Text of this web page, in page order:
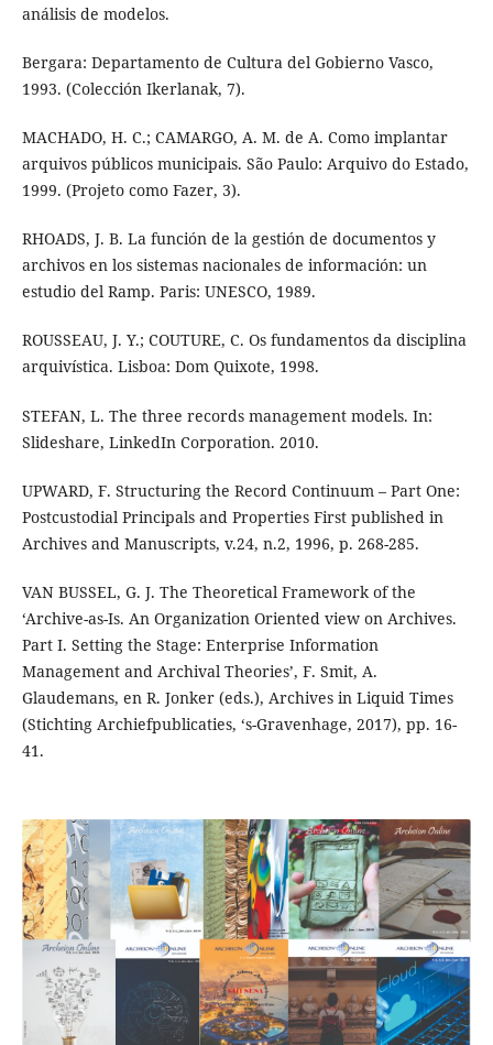
análisis de modelos.
Bergara: Departamento de Cultura del Gobierno Vasco,
1993. (Colección Ikerlanak, 7).
MACHADO, H. C.; CAMARGO, A. M. de A. Como implantar
arquivos públicos municipais. São Paulo: Arquivo do Estado,
1999. (Projeto como Fazer, 3).
RHOADS, J. B. La función de la gestión de documentos y
archivos en los sistemas nacionales de información: un
estudio del Ramp. Paris: UNESCO, 1989.
ROUSSEAU, J. Y.; COUTURE, C. Os fundamentos da disciplina
arquivística. Lisboa: Dom Quixote, 1998.
STEFAN, L. The three records management models. In:
Slideshare, LinkedIn Corporation. 2010.
UPWARD, F. Structuring the Record Continuum – Part One:
Postcustodial Principals and Properties First published in
Archives and Manuscripts, v.24, n.2, 1996, p. 268-285.
VAN BUSSEL, G. J. The Theoretical Framework of the
‘Archive-as-Is. An Organization Oriented view on Archives.
Part I. Setting the Stage: Enterprise Information
Management and Archival Theories’, F. Smit, A.
Glaudemans, en R. Jonker (eds.), Archives in Liquid Times
(Stichting Archiefpublicaties, ‘s-Gravenhage, 2017), pp. 16-
41.